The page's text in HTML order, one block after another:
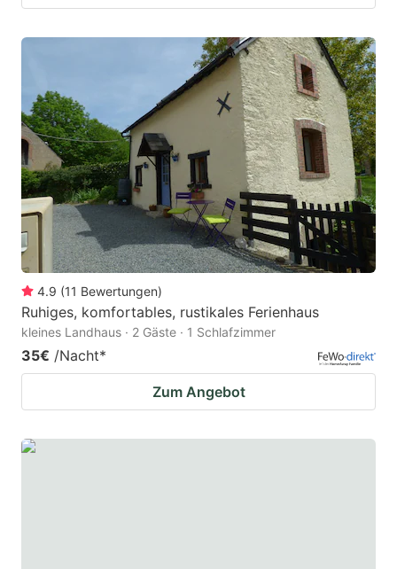
4.9 (11 Bewertungen)
Ruhiges, komfortables, rustikales Ferienhaus
kleines Landhaus · 2 Gäste · 1 Schlafzimmer
35€ /Nacht*
Zum Angebot